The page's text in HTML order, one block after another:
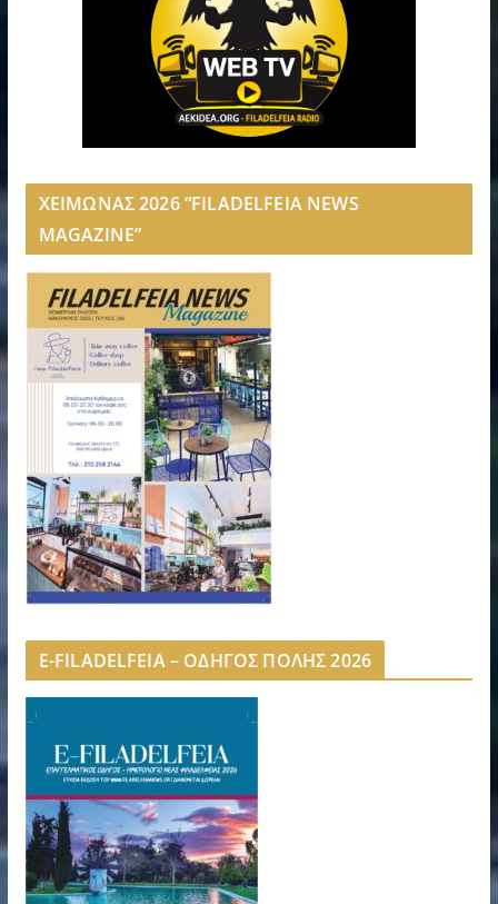
ΧΕΙΜΩΝΑΣ 2026 “FILADELFEIA NEWS
MAGAZINE”
E-FILADELFEIA – ΟΔΗΓΟΣ ΠΟΛΗΣ 2026